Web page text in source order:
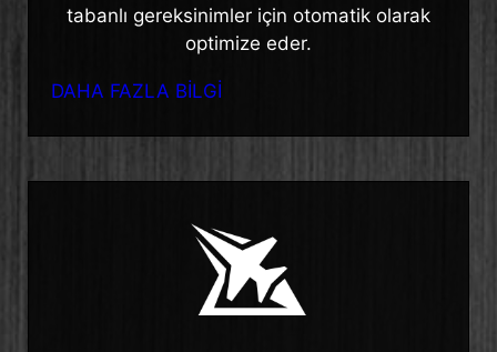
tabanlı gereksinimler için otomatik olarak
optimize eder.
DAHA FAZLA BİLGİ